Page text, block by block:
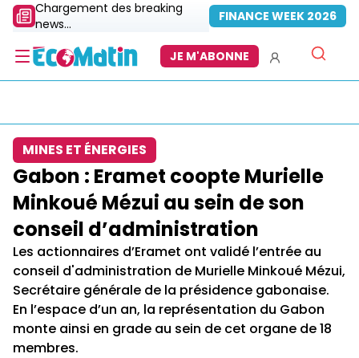
Chargement des breaking
news...
FINANCE WEEK 2026
JE M'ABONNE
MINES ET ÉNERGIES
Gabon : Eramet coopte Murielle
Minkoué Mézui au sein de son
conseil d’administration
Les actionnaires d’Eramet ont validé l’entrée au
conseil d'administration de Murielle Minkoué Mézui,
Secrétaire générale de la présidence gabonaise.
En l’espace d’un an, la représentation du Gabon
monte ainsi en grade au sein de cet organe de 18
membres.